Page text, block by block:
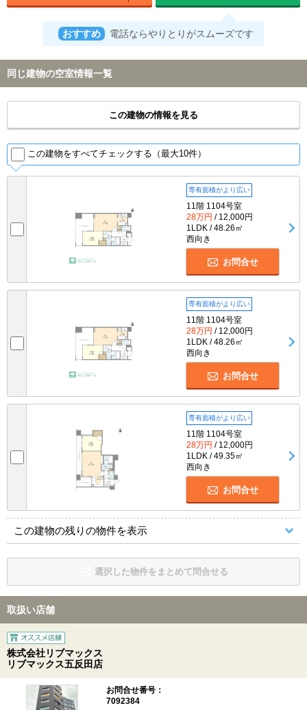
おすすめ 電話ならやりとりがスムーズです
同じ建物の空室情報一覧
この建物の情報を見る
この建物をすべてチェックする（最大10件）
専有面積がより広い
11階 1104号室
28万円 / 12,000円
1LDK / 48.26㎡
西向き
お問合せ
専有面積がより広い
11階 1104号室
28万円 / 12,000円
1LDK / 48.26㎡
西向き
お問合せ
専有面積がより広い
11階 1104号室
28万円 / 12,000円
1LDK / 49.35㎡
西向き
お問合せ
この建物の残りの物件を表示
選択した物件をまとめて問合せる
取扱い店舗
株式会社リブマックス
リブマックス五反田店
お問合せ番号：
7092384